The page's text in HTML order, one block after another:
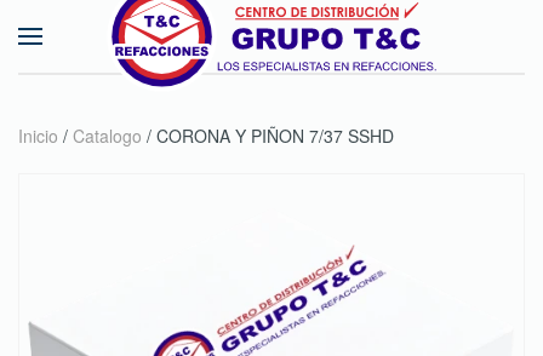
Skip to main content
Inicio / Catalogo / CORONA Y PIÑON 7/37 SSHD